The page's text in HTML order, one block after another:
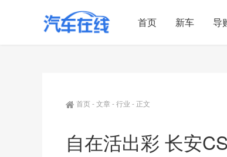
首页 新车 导
首页-文章-行业 - 正文
自在活出彩 长安